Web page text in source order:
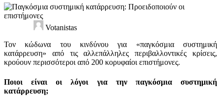
Votanistas
Τον κώδωνα του κινδύνου για «παγκόσμια συστημική
κατάρρευση» από τις αλλεπάλληλες περιβαλλοντικές κρίσεις,
κρούουν περισσότεροι από 200 κορυφαίοι επιστήμονες.
Ποιοι είναι οι λόγοι για την παγκόσμια συστημική
κατάρρευση;